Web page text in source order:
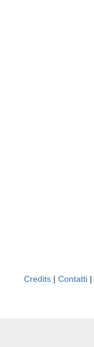
Credits | Contatti |